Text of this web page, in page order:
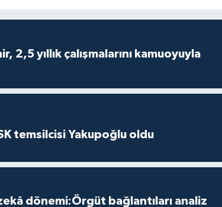
2,5 yıllık çalışmalarını kamuoyuyla
temsilcisi Yakupoğlu oldu
dönemi:Örgüt bağlantıları analiz